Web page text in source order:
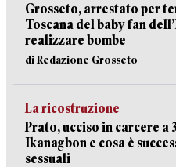
Grosseto, arrestato per
Toscana del baby fan
realizzare bombe
di Redazione Grosseto
La ricostruzione
Prato, ucciso in carcere a
Ikanagbon e cosa è
sessuali